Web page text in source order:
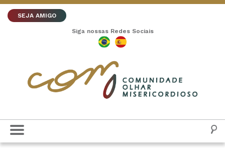
SEJA AMIGO
Siga nossas Redes Sociais